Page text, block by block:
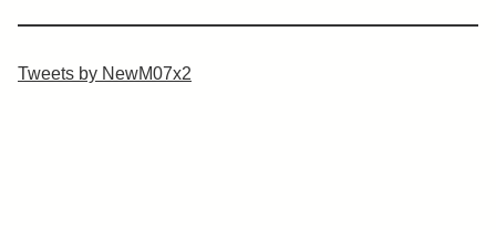
Tweets by NewM07x2